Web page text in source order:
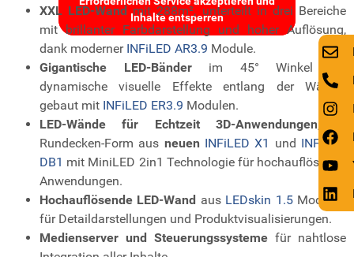
Inhalte entsperren
Inhalte entsperren
XXL LED-Wand mit 288m², unterteilt in drei Bereiche
mit brillanter Farbdarstellung und hoher Auflösung,
dank moderner INFiLED AR3.9 Module.
Gigantische LED-Bänderim 45° Winkel für
dynamische visuelle Effekte entlang der Wände,
gebaut mit INFiLED ER3.9 Modulen.
LED-Wände für Echtzeit 3D-Anwendungen
Rundecken-Form aus neuen INFiLED X1 und INFiLED
DB1 mit MiniLED 2in1 Technologie für hochauflösende
Anwendungen.
Hochauflösende LED-Wand aus LEDskin 1.5Modulen
für Detaildarstellungen und Produktvisualisierungen.
Medienserver und Steuerungssysteme für nahtlose